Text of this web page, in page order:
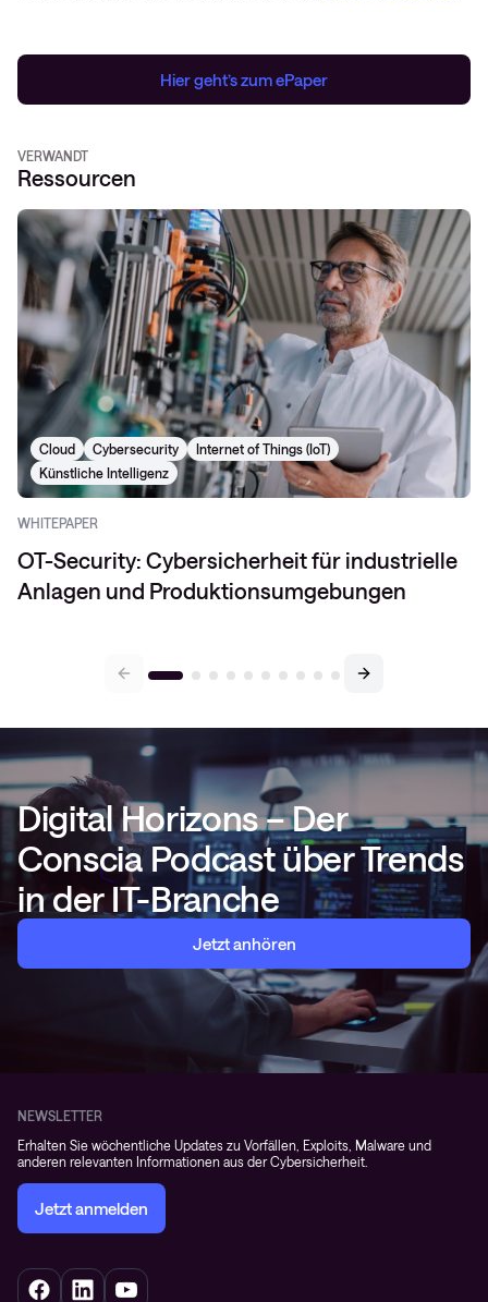
Hier geht’s zum ePaper
VERWANDT
Ressourcen
Cloud Cybersecurity
Internet of Things (IoT)
Künstliche Intelligenz
WHITEPAPER
OT-Security: Cybersicherheit für industrielle
Anlagen und Produktionsumgebungen
Digital Horizons – Der
Conscia Podcast über Trends
in der IT-Branche
Jetzt anhören
NEWSLETTER
Erhalten Sie wöchentliche Updates zu Vorfällen, Exploits, Malware und
anderen relevanten Informationen aus der Cybersicherheit.
Jetzt anmelden